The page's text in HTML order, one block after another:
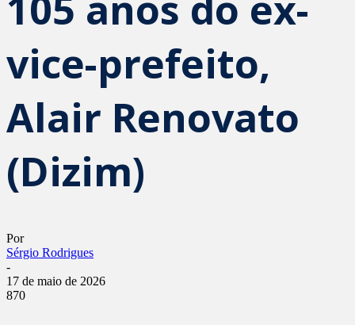
vice-prefeito,
Alair Renovato
(Dizim)
Por
Sérgio Rodrigues
-
17 de maio de 2026
870